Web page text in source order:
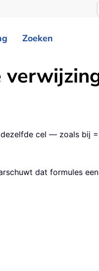
Zoeken
cel — zoals bij
dat formules